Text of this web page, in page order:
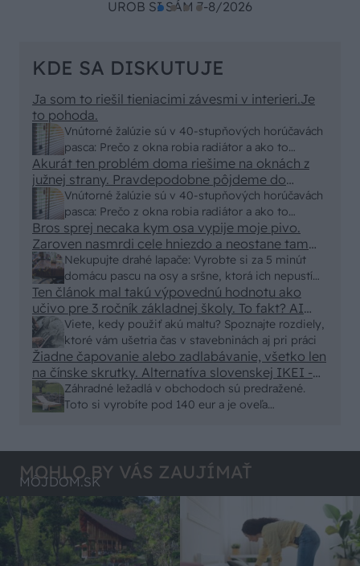
UROB SI SÁM 7-8/2026
KDE SA DISKUTUJE
Vnútorné žalúzie sú v 40-stupňových horúčavách
pasca: Prečo z okna robia radiátor a ako to
vyriešiť za pár eur?
Ja som to riešil tieniacimi závesmi v interieri.Je
to pohoda.
Vnútorné žalúzie sú v 40-stupňových horúčavách
pasca: Prečo z okna robia radiátor a ako to
vyriešiť za pár eur?
Akurát ten problém doma riešime na oknách z
južnej strany. Pravdepodobne pôjdeme do
vonkajšieho tienenia na spôsob markízy
250x150cm. Čínsky predajcovia idú okolo 100
eur kus.
Nekupujte drahé lapače: Vyrobte si za 5 minút
domácu pascu na osy a sršne, ktorá ich nepustí
von
Bros sprej necaka kym osa vypije moje pivo.
Zaroven nasmrdi cele hniezdo a neostane tam
nic zive. Vasa pasca naucinke moc efektivne.
Skor pritiahne slimaky
Viete, kedy použiť akú maltu? Spoznajte rozdiely,
ktoré vám ušetria čas v stavebninách aj pri práci
Ten článok mal takú výpovednú hodnotu ako
učivo pre 3 ročník základnej školy. To fakt? AI
alebo nejaka kniha z VŠ? Dnešné rychlotvrdnuce
malty - pevnosť 40 Mpa a doba schnutia tak 15
minut , k tomu vodotesné s kryštálikou. A rozdiel
- schnutie a zretie. Nič?
Záhradné ležadlá v obchodoch sú predražené.
Toto si vyrobíte pod 140 eur a je oveľa
Žiadne čapovanie alebo zadlabávanie, všetko len
na čínske skrutky. Alternatíva slovenskej IKEI -
čo sa týka pevnosti. Autor si nedal veľa námahy s
remeselným spracovaním, škoda. No lepšie než
MOHLO BY VÁS ZAUJÍMAŤ
MÔJDOM.SK